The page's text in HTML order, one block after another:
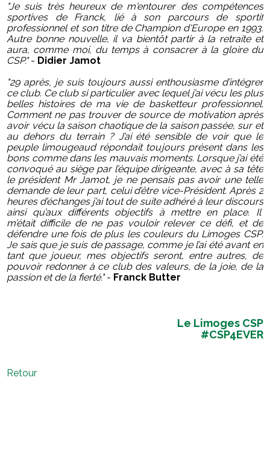
"Je suis très heureux de m'entourer des compétences
sportives de Franck, lié à son parcours de sportif
professionnel et son titre de Champion d'Europe en 1993.
Autre bonne nouvelle, il va bientôt partir à la retraite et
aura, comme moi, du temps à consacrer à la gloire du
CSP."- Didier Jamot
"29 après, je suis toujours aussi enthousiasme d’intégrer
ce club. Ce club si particulier avec lequel j’ai vécu les plus
belles histoires de ma vie de basketteur professionnel.
Comment ne pas trouver de source de motivation après
avoir vécu la saison chaotique de la saison passée, sur et
au dehors du terrain ? J’ai été sensible de voir que le
peuple limougeaud répondait toujours présent dans les
bons comme dans les mauvais moments. Lorsque j’ai été
convoqué au siège par l’équipe dirigeante, avec à sa tête
le président Mr Jamot, je ne pensais pas avoir une telle
demande de leur part, celui d’être vice-Président. Après 2
heures d’échanges j’ai tout de suite adhéré à leur discours
ainsi qu’aux différents objectifs à mettre en place. Il
m’était difficile de ne pas vouloir relever ce défi, et de
défendre une fois de plus les couleurs du Limoges CSP.
Je sais que je suis de passage, comme je l’ai été avant en
tant que joueur, mes objectifs seront, entre autres, de
pouvoir redonner à ce club des valeurs, de la joie, de la
passion et de la fierté."- Franck Butter
Le Limoges CSP
#CSP4EVER
Retour